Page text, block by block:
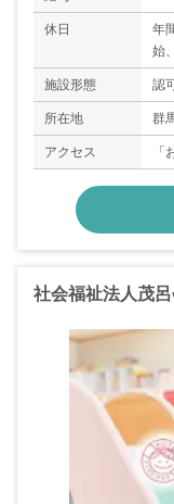
休日
年
始
り
施設形態 認
所在地 群
アクセス 「
社会福祉法人茂